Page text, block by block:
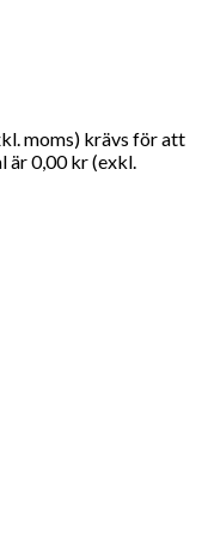
moms) krävs för att
är 0,00 kr (exkl.